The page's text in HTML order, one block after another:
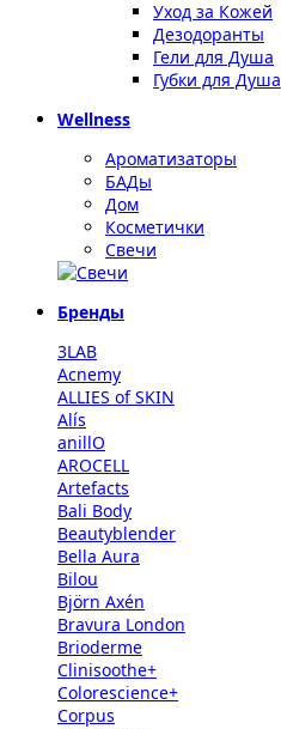
Уход за Кожей
Дезодоранты
Гели для Душа
Губки для Душа
Wellness
Ароматизаторы
БАДы
Дом
Косметички
Свечи
Бренды
3LAB
Acnemy
ALLIES of SKIN
Alís
anillO
AROCELL
Artefacts
Bali Body
Beautyblender
Bella Aura
Bilou
Björn Axén
Bravura London
Brioderme
Clinisoothe+
Colorescience+
Corpus